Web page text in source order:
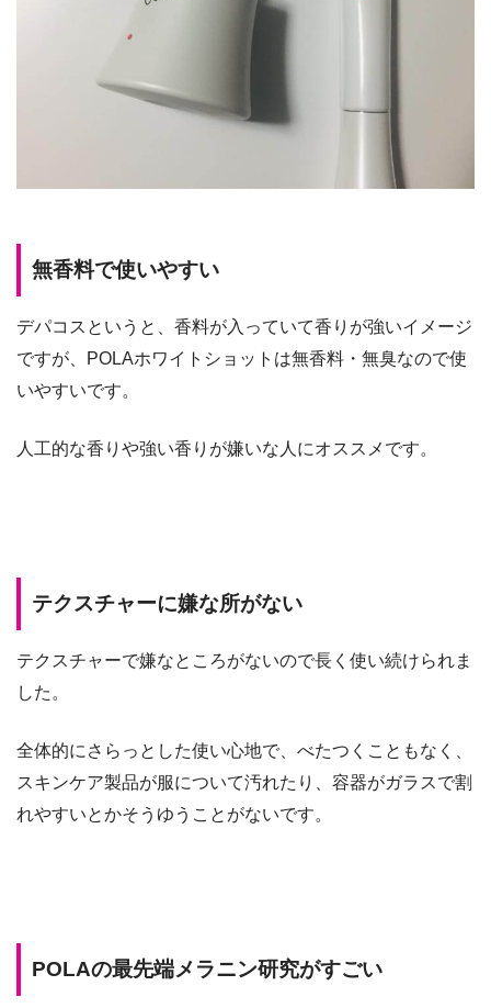
無香料で使いやすい
デパコスというと、香料が入っていて香りが強いイメージ
ですが、POLAホワイトショットは無香料・無臭なので使
いやすいです。
人工的な香りや強い香りが嫌いな人にオススメです。
テクスチャーに嫌な所がない
テクスチャーで嫌なところがないので長く使い続けられま
した。
全体的にさらっとした使い心地で、べたつくこともなく、
スキンケア製品が服について汚れたり、容器がガラスで割
れやすいとかそうゆうことがないです。
POLAの最先端メラニン研究がすごい